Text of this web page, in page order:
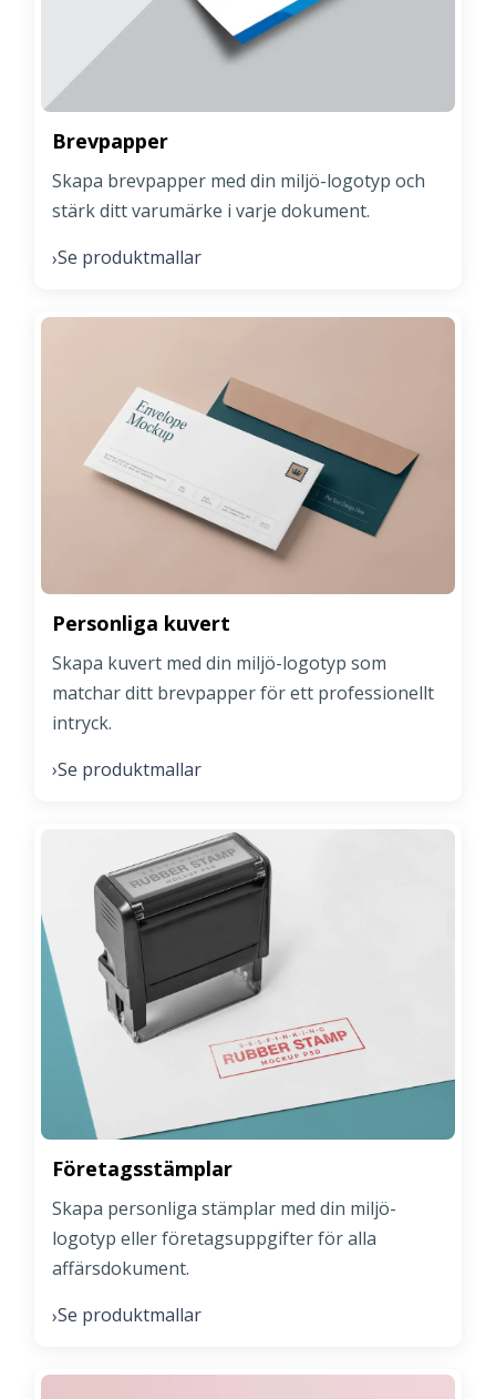
Brevpapper
Skapa brevpapper med din miljö-logotyp och
stärk ditt varumärke i varje dokument.
›Se produktmallar
Personliga kuvert
Skapa kuvert med din miljö-logotyp som
matchar ditt brevpapper för ett professionellt
intryck.
›Se produktmallar
Företagsstämplar
Skapa personliga stämplar med din miljö-
logotyp eller företagsuppgifter för alla
affärsdokument.
›Se produktmallar